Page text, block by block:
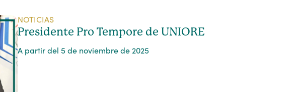
NOTICIAS
Presidente Pro Tempore de UNIORE
A partir del 5 de noviembre de 2025